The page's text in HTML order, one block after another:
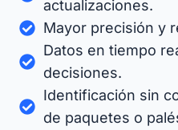
actualizaciones.
Mayor precisión y
Datos en tiempo
decisiones.
Identificación sin
de paquetes o